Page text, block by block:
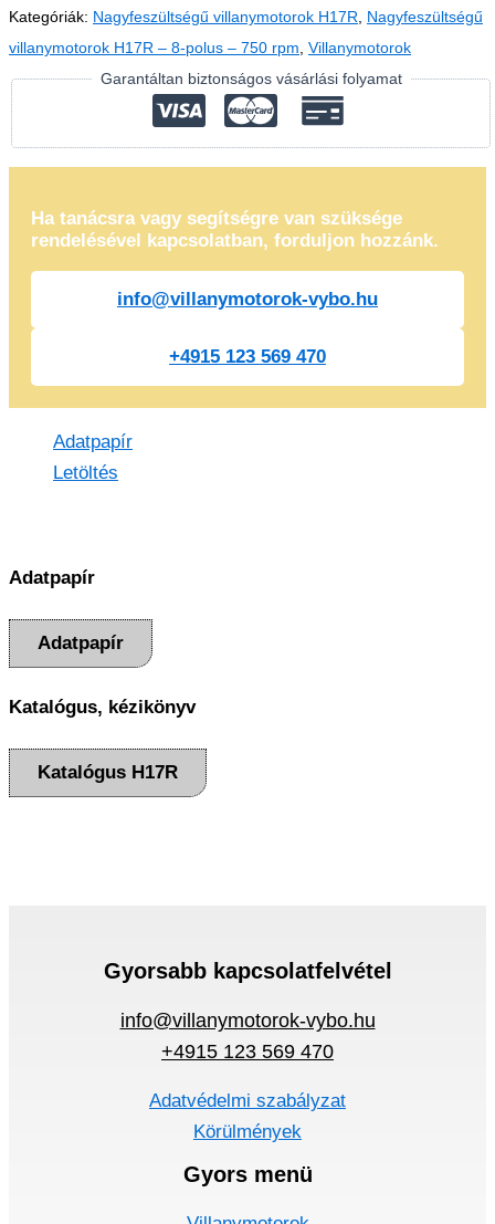
Kategóriák: Nagyfeszültségű villanymotorok H17R
Nagyfeszültségű
villanymotorok H17R – 8-polus – 750 rpm Villanymotorok
Garantáltan biztonságos vásárlási folyamat
Ha tanácsra vagy segítségre van szüksége
rendelésével kapcsolatban, forduljon hozzánk.
info@villanymotorok-vybo.hu
+4915 123 569 470
Adatpapír
Letöltés
Adatpapír
Adatpapír
Katalógus, kézikönyv
Katalógus H17R
Gyorsabb kapcsolatfelvétel
info@villanymotorok-vybo.hu
+4915 123 569 470
Adatvédelmi szabályzat
Körülmények
Gyors menü